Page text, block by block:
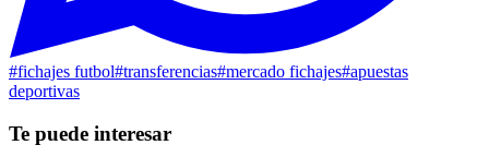
#fichajes futbol#transferencias#mercado fichajes#apuestas
deportivas
Te puede interesar